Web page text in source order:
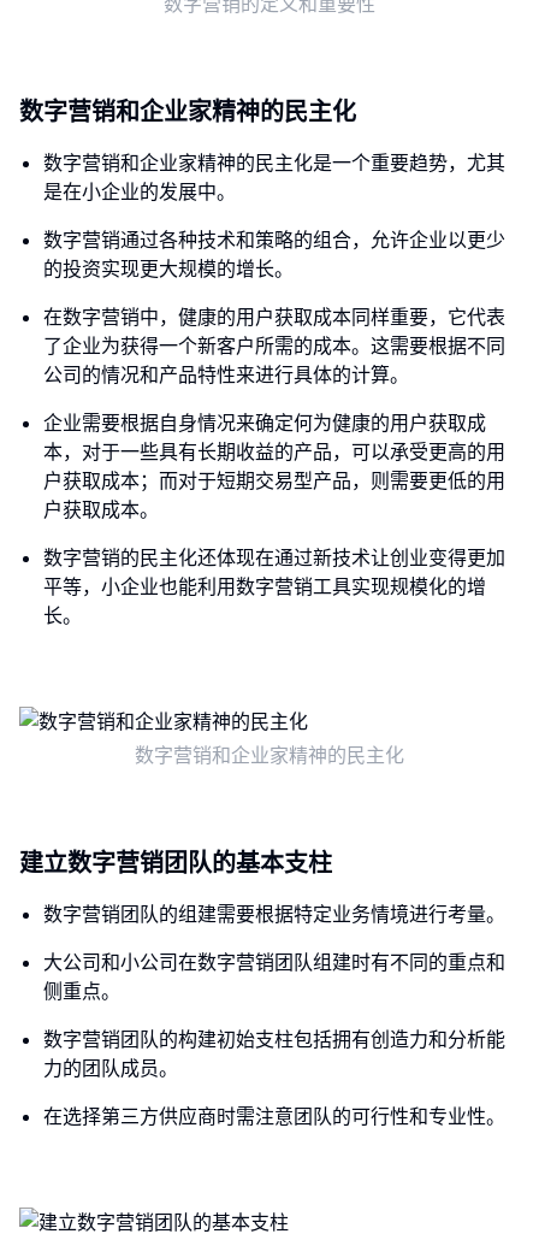
数字营销和企业家精神的民主化
数字营销和企业家精神的民主化是一个重要趋势，尤其
是在小企业的发展中。
数字营销通过各种技术和策略的组合，允许企业以更少
的投资实现更大规模的增长。
在数字营销中，健康的用户获取成本同样重要，它代表
了企业为获得一个新客户所需的成本。这需要根据不同
公司的情况和产品特性来进行具体的计算。
企业需要根据自身情况来确定何为健康的用户获取成
本，对于一些具有长期收益的产品，可以承受更高的用
户获取成本；而对于短期交易型产品，则需要更低的用
户获取成本。
数字营销的民主化还体现在通过新技术让创业变得更加
平等，小企业也能利用数字营销工具实现规模化的增
长。
数字营销和企业家精神的民主化
建立数字营销团队的基本支柱
数字营销团队的组建需要根据特定业务情境进行考量。
大公司和小公司在数字营销团队组建时有不同的重点和
侧重点。
数字营销团队的构建初始支柱包括拥有创造力和分析能
力的团队成员。
在选择第三方供应商时需注意团队的可行性和专业性。